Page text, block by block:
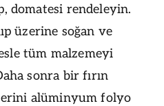
domatesi rendeleyin.
üzerine soğan ve
tüm malzemeyi
sonra bir fırın
alüminyum folyo